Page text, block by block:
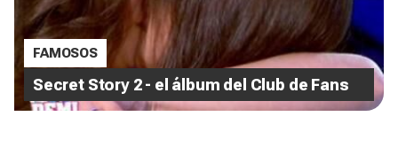
FAMOSOS
Secret Story 2 - el álbum del Club de Fans